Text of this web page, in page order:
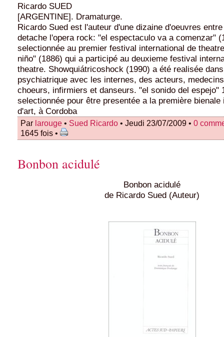
Ricardo SUED
[ARGENTINE]. Dramaturge.
Ricardo Sued est l'auteur d'une dizaine d'oeuvres
detache l'opera rock: "el espectaculo va a comenzar"
selectionnée au premier festival international de
niño" (1886) qui a participé au deuxieme festival
theatre. Showquiátricoshock (1990) a été realisée
psychiatrique avec les internes, des acteurs,
choeurs, infirmiers et danseurs. "el sonido del espejo"
selectionnée pour être presentée a la première bienale
d'art, à Cordoba
Par larouge • Sued Ricardo • Jeudi 23/07/2009 • 0
1645 fois •
Bonbon acidulé
Bonbon acidulé
de Ricardo Sued (Auteur)